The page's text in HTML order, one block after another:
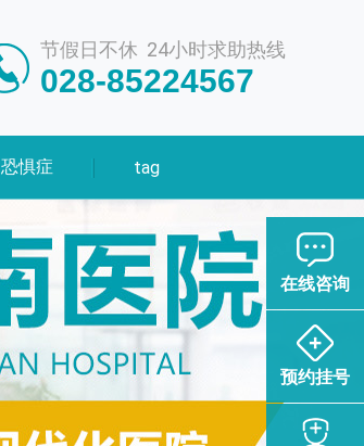
节假日不休 24小时求助热线
028-85224567
恐惧症 tag
在线咨询
预约挂号